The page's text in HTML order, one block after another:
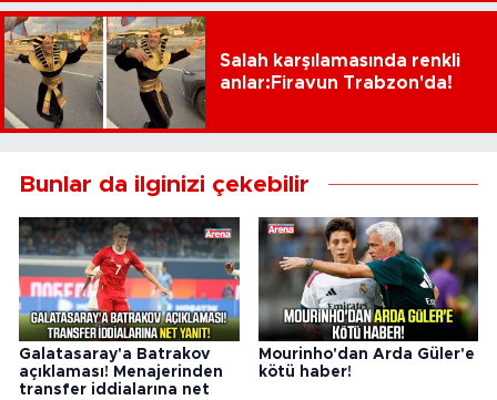
Salah karşılamasında renkli
anlar:Firavun Trabzon'da!
Bunlar da ilginizi çekebilir
Galatasaray'a Batrakov
açıklaması! Menajerinden
transfer iddialarına net
Mourinho'dan Arda Güler'e
kötü haber!